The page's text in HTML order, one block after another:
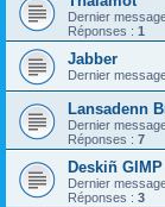
Dernier
Réponses : 1
Jabber
Dernier
Lansadenn
Dernier
Réponses : 7
Deskiñ GIMP
Dernier
Réponses : 3